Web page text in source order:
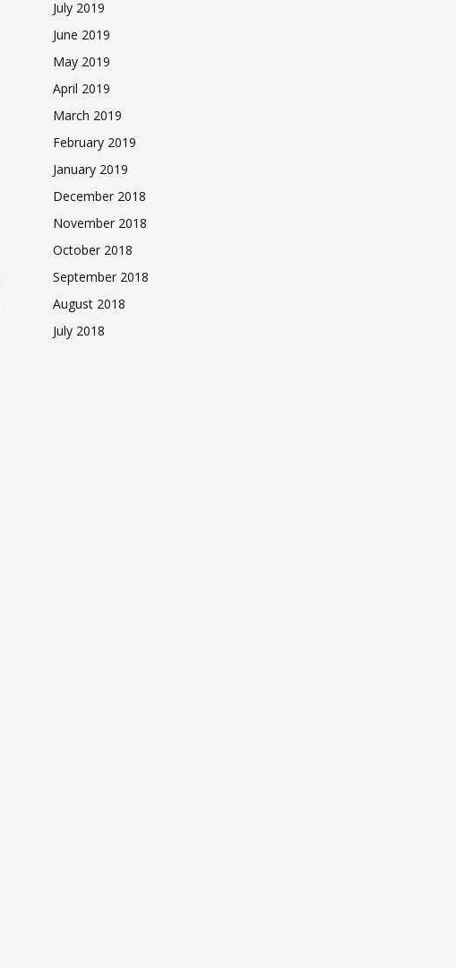
July 2019
June 2019
May 2019
April 2019
March 2019
February 2019
January 2019
December 2018
November 2018
October 2018
September 2018
August 2018
July 2018